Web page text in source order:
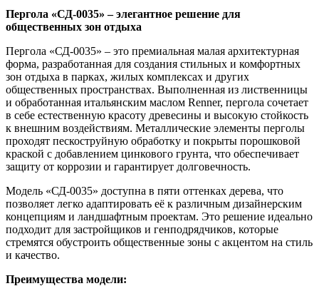
Пергола «СД-0035» – элегантное решение для
общественных зон отдыха
Пергола «СД-0035» – это премиальная малая архитектурная
форма, разработанная для создания стильных и комфортных
зон отдыха в парках, жилых комплексах и других
общественных пространствах. Выполненная из лиственницы
и обработанная итальянским маслом Renner, пергола сочетает
в себе естественную красоту древесины и высокую стойкость
к внешним воздействиям. Металлические элементы перголы
проходят пескоструйную обработку и покрыты порошковой
краской с добавлением цинкового грунта, что обеспечивает
защиту от коррозии и гарантирует долговечность.
Модель «СД-0035» доступна в пяти оттенках дерева, что
позволяет легко адаптировать её к различным дизайнерским
концепциям и ландшафтным проектам. Это решение идеально
подходит для застройщиков и генподрядчиков, которые
стремятся обустроить общественные зоны с акцентом на стиль
и качество.
Преимущества модели: